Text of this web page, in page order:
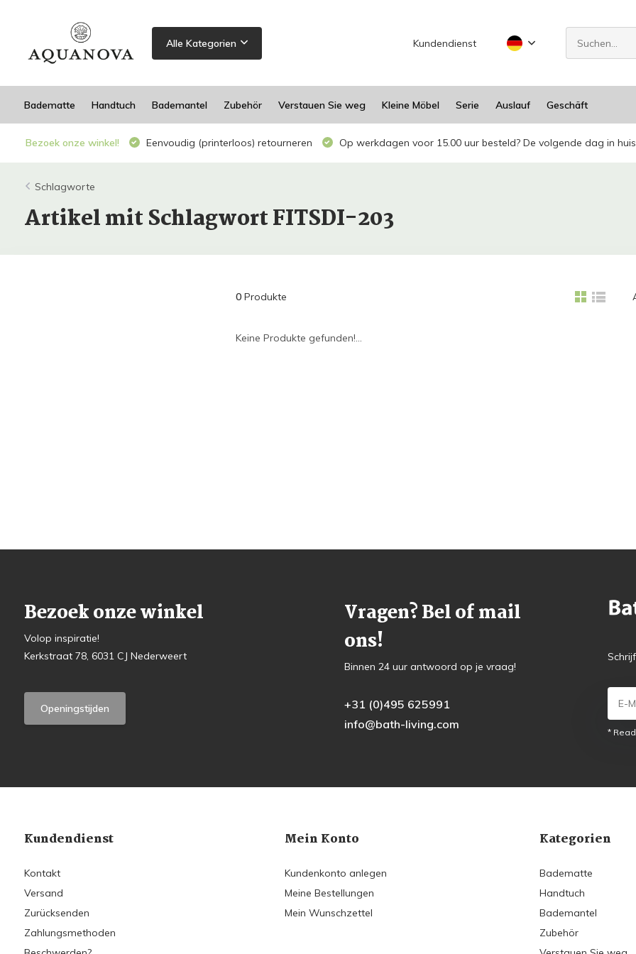
Alle Kategorien Kundendienst
Badematte Handtuch Bademantel Zubehör Verstauen Sie weg Kleine Möbel Serie Auslauf Geschäft
Bezoek onze winkel! Eenvoudig (printerloos) retourneren Op werkdagen voor 15.00 uur besteld? De volgende dag in
Schlagworte
Artikel mit Schlagwort FITSDI-203
0Produkte
Keine Produkte gefunden!...
Bezoek onze winkel
Volop inspiratie!
Kerkstraat 78, 6031 CJ Nederweert
Openingstijden
Vragen? Bel of mail
ons!
Binnen 24 uur antwoord op je vraag!
+31 (0)495 625991
info@bath-living.com
*
Kundendienst
Kontakt
Versand
Zurücksenden
Zahlungsmethoden
Mein Konto
Kundenkonto anlegen
Meine Bestellungen
Mein Wunschzettel
Kategorien
Badematte
Handtuch
Bademantel
Zubehör